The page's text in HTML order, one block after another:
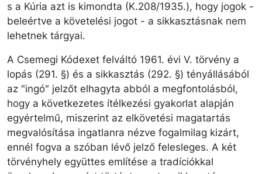
s a Kúria azt is kimondta (K.208/1935.), hogy jogok -
beleértve a követelési jogot - a sikkasztásnak nem
lehetnek tárgyai.
A Csemegi Kódexet felváltó 1961. évi V. törvény a
lopás (291. §) és a sikkasztás (292. §) tényállásából
az "ingó" jelzőt elhagyta abból a megfontolásból,
hogy a következetes ítélkezési gyakorlat alapján
egyértelmű, miszerint az elkövetési magatartás
megvalósítása ingatlanra nézve fogalmilag kizárt,
ennél fogva a szóban lévő jelző felesleges. A két
törvényhely együttes említése a tradíciókkal